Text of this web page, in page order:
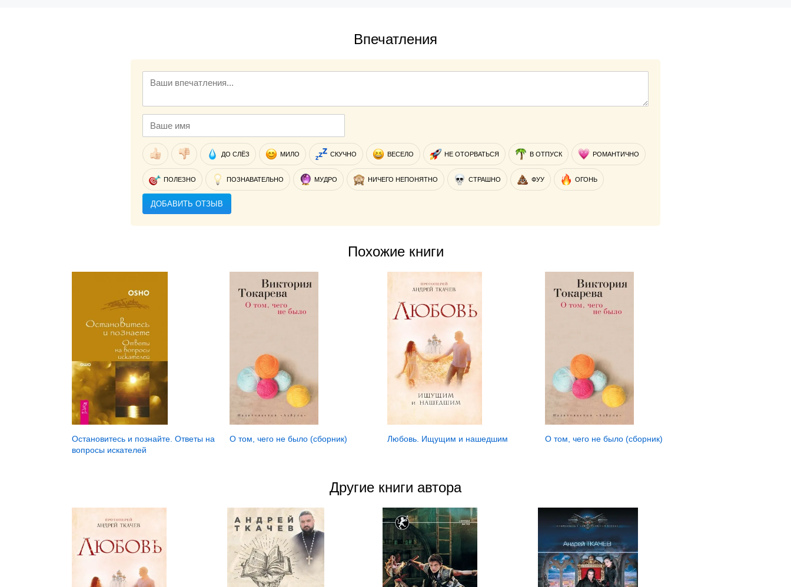
Впечатления
ДО СЛЁЗ МИЛО СКУЧНО ВЕСЕЛО НЕ ОТОРВАТЬСЯ В ОТПУСК РОМАНТИЧНО
ПОЛЕЗНО ПОЗНАВАТЕЛЬНО МУДРО НИЧЕГО НЕПОНЯТНО СТРАШНО ФУУ ОГОНЬ
ДОБАВИТЬ ОТЗЫВ
Похожие книги
Остановитесь и познайте. Ответы на
вопросы искателей
О том, чего не было (сборник) Любовь. Ищущим и нашедшим О том, чего не было (сборник)
Другие книги автора